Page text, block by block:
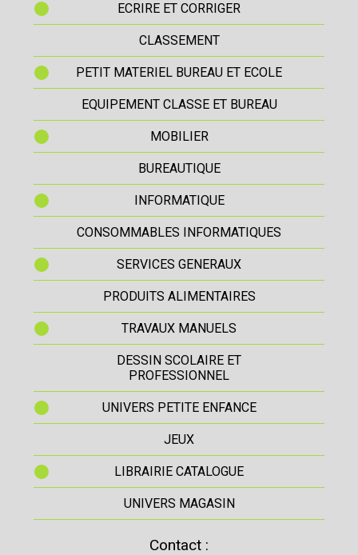
ECRIRE ET CORRIGER
CLASSEMENT
PETIT MATERIEL BUREAU ET ECOLE
EQUIPEMENT CLASSE ET BUREAU
MOBILIER
BUREAUTIQUE
INFORMATIQUE
CONSOMMABLES INFORMATIQUES
SERVICES GENERAUX
PRODUITS ALIMENTAIRES
TRAVAUX MANUELS
DESSIN SCOLAIRE ET
PROFESSIONNEL
UNIVERS PETITE ENFANCE
JEUX
LIBRAIRIE CATALOGUE
UNIVERS MAGASIN
Contact :